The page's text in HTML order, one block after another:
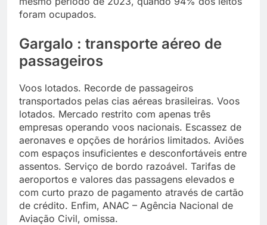
foram ocupados.
Gargalo : transporte aéreo de
passageiros
Voos lotados. Recorde de passageiros
transportados pelas cias aéreas brasileiras. Voos
lotados. Mercado restrito com apenas três
empresas operando voos nacionais. Escassez de
aeronaves e opções de horários limitados. Aviões
com espaços insuficientes e desconfortáveis entre
assentos. Serviço de bordo razoável. Tarifas de
aeroportos e valores das passagens elevados e
com curto prazo de pagamento através de cartão
de crédito. Enfim, ANAC – Agência Nacional de
Aviação Civil, omissa.